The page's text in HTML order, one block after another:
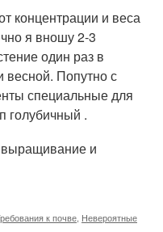
концентрации и веса
я вношу 2-3
один раз в
весной. Попутно с
специальные для
голубичный .
к почве Невероятные